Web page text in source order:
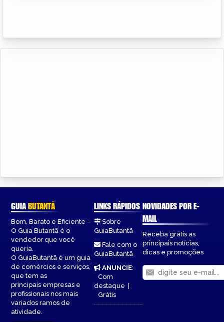
GUIABUTANTÃ
Bom, Barato e Eficiente –
O Guia Butantã é o
vendedor que você
queria.
O GuiaButantã é um guia
de comércios e serviços,
que tem as
principais empresas e
profissionais nos mais
variados ramos de
atividade.
LINKS RÁPIDOS
Sobre
GuiaButantã
Fale com o
GuiaButantã
ANUNCIE:
Com
destaque|
Grátis
NOVIDADES POR E-
MAIL
Receba grátis as
principais notícias,
dicas e promoções